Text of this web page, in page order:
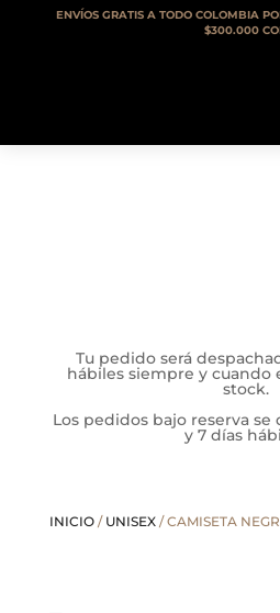
ENVÍOS GRATIS A TODO COLOMBIA
$300.000
Tu pedido será
hábiles siempre y cuando
stock.
Los pedidos bajo reserva
y 7 días
INICIO/ UNISEX/ CAMISETA